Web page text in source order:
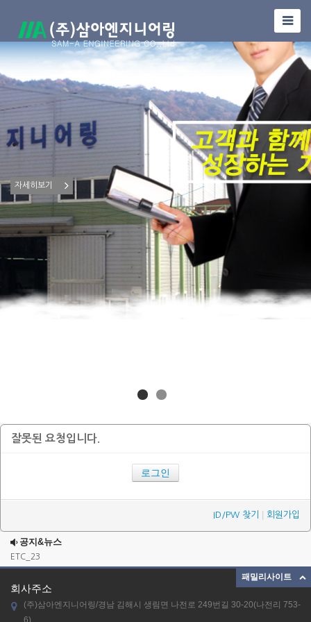
.
자세히보기
잘못된 요청입니다.
로그인
ID/PW 찾기 회원가입
공지&뉴스
ETC_23
패밀리사이트
회사주소
(주)삼아엔지니어링/경남 김해시 생림면 나전로 249번길 30-20(나전리 753-
6)